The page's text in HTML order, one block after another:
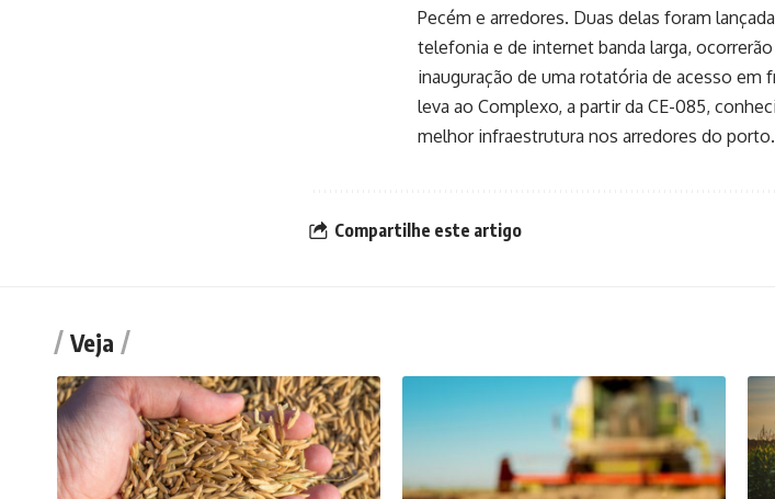
Pecém e arredores. Duas delas foram
telefonia e de internet banda larga,
inauguração de uma rotatória de acesso em
leva ao Complexo, a partir da CE-085,
melhor infraestrutura nos arredores do porto.
Compartilhe este artigo
Veja